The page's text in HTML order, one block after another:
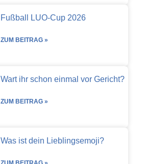
Fußball LUO-Cup 2026
ZUM BEITRAG »
Wart ihr schon einmal vor Gericht?
ZUM BEITRAG »
Was ist dein Lieblingsemoji?